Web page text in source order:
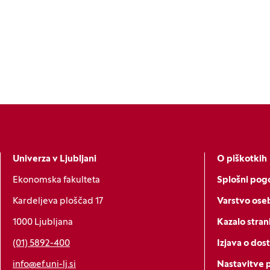
Univerza v Ljubljani
Ekonomska fakulteta
Kardeljeva ploščad 17
1000 Ljubljana
(01) 5892-400
info@ef.uni-lj.si
O piškotkih
Splošni
Varstvo
Kazalo
Izjava o
Nastavitve